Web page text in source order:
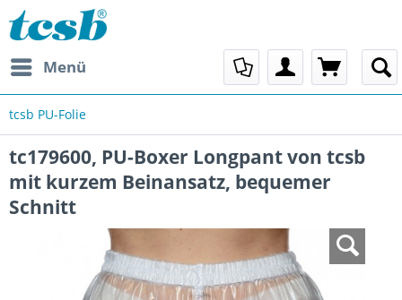
Menü
tcsb PU-Folie
tc179600, PU-Boxer Longpant von tcsb
mit kurzem Beinansatz, bequemer
Schnitt